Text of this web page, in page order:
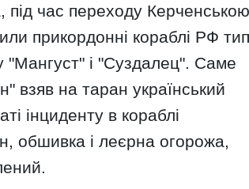
під час переходу Керченською
прикордонні кораблі РФ
"Мангуст" і "Суздалец". Саме
взяв на таран український
інциденту в кораблі
обшивка і леєрна огорожа,